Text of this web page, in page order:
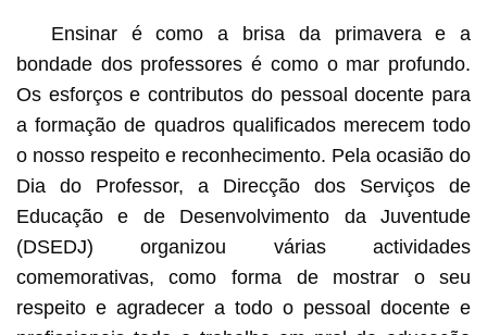
Ensinar é como a brisa da primavera e a
bondade dos professores é como o mar profundo.
Os esforços e contributos do pessoal docente para
a formação de quadros qualificados merecem todo
o nosso respeito e reconhecimento. Pela ocasião do
Dia do Professor, a Direcção dos Serviços de
Educação e de Desenvolvimento da Juventude
(DSEDJ) organizou várias actividades
comemorativas, como forma de mostrar o seu
respeito e agradecer a todo o pessoal docente e